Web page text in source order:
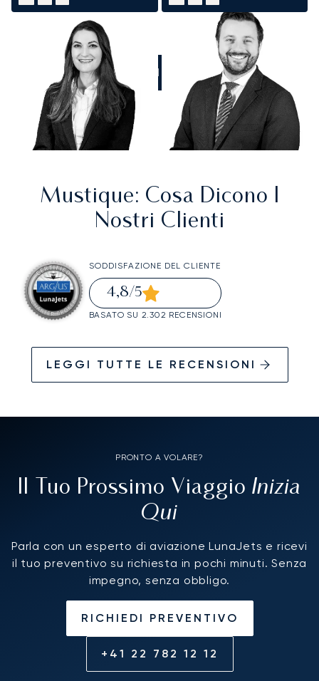
CHIAMATECI
Mustique: Cosa Dicono I
Nostri Clienti
SODDISFAZIONE DEL CLIENTE
4,8/5
BASATO SU 2.302 RECENSIONI
LEGGI TUTTE LE RECENSIONI
PRONTO A VOLARE?
Il Tuo Prossimo Viaggio Inizia
Qui
Parla con un esperto di aviazione LunaJets e ricevi
il tuo preventivo su richiesta in pochi minuti. Senza
impegno, senza obbligo.
RICHIEDI PREVENTIVO
+41 22 782 12 12